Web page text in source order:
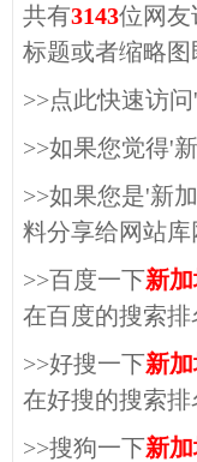
共有3143位网友
标题或者缩略图
>>点此快速访
>>如果您觉得'
>>如果您是'新
料分享给网站
>>百度一下新
在百度的搜索排
>>好搜一下新
在好搜的搜索排
>>搜狗一下新